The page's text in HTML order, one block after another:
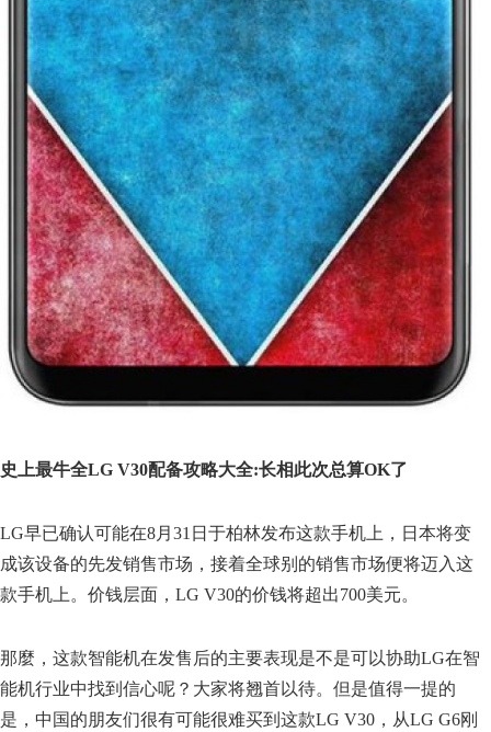
史上最牛全LG V30配备攻略大全:长相此次总算OK了
LG早已确认可能在8月31日于柏林发布这款手机上，日本将变
成该设备的先发销售市场，接着全球别的销售市场便将迈入这
款手机上。价钱层面，LG V30的价钱将超出700美元。
那麼，这款智能机在发售后的主要表现是不是可以协助LG在智
能机行业中找到信心呢？大家将翘首以待。但是值得一提的
是，中国的朋友们很有可能很难买到这款LG V30，从LG G6刚